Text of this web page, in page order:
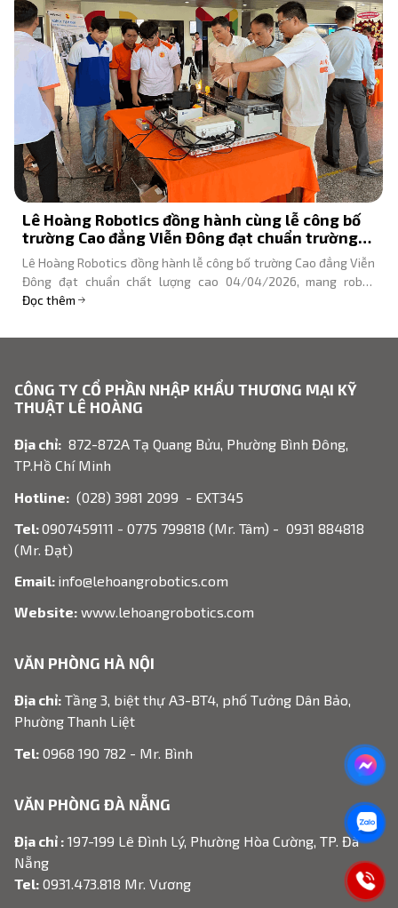
Chủ tịch Agribank trải nghiệm robot lễ tân
KEENON T10 tại chi nhánh Đông Hải Phòng
Chủ tịch HĐTV Agribank Tô Huy Vũ trải nghiệm robot lễ tân
KEENON T10 tại chi nhánh Đông Hải Phòng. Lê Hoàng Robotics
cung cấp giải pháp robot ngân hàng.
Đọc thêm
CÔNG TY CỔ PHẦN NHẬP KHẨU THƯƠNG MẠI KỸ
THUẬT LÊ HOÀNG
Địa chỉ: 872-872A Tạ Quang Bửu, Phường Bình Đông,
TP.Hồ Chí Minh
Hotline: (028) 3981 2099 - EXT345
Tel:0907459111 - 0775 799818 (Mr. Tâm) - 0931 884818
(Mr. Đạt)
Email: info@lehoangrobotics.com
Website: www.lehoangrobotics.com
VĂN PHÒNG HÀ NỘI
Địa chỉ: Tầng 3, biệt thự A3-BT4, phố Tưởng Dân Bảo,
Phường Thanh Liệt
Tel: 0968 190 782 - Mr. Bình
VĂN PHÒNG ĐÀ NẴNG
Địa chỉ : 197-199 Lê Đình Lý, Phường Hòa Cường, TP. Đà
Nẵng
Tel: 0931.473.818 Mr. Vương